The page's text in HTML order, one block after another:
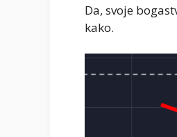
Da, svoje
kako.